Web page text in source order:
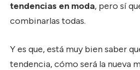
tendencias en moda, pero sí
combinarlas todas.
Y es que, está muy bien saber
tendencia, cómo será la nueva